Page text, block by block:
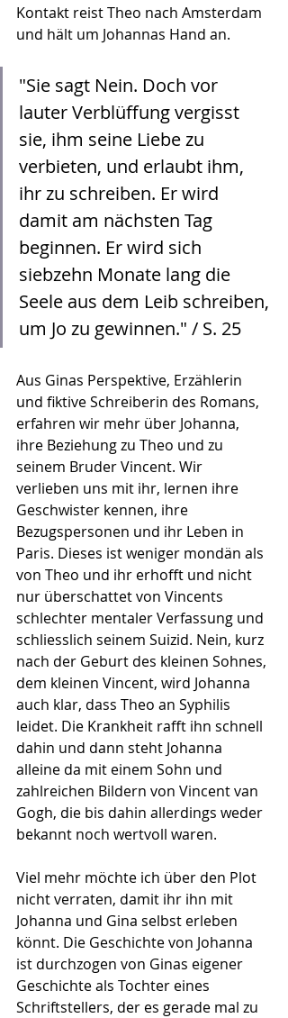
Kontakt reist Theo nach Amsterdam
und hält um Johannas Hand an.
"Sie sagt Nein. Doch vor
lauter Verblüffung vergisst
sie, ihm seine Liebe zu
verbieten, und erlaubt ihm,
ihr zu schreiben. Er wird
damit am nächsten Tag
beginnen. Er wird sich
siebzehn Monate lang die
Seele aus dem Leib schreiben,
um Jo zu gewinnen." / S. 25
Aus Ginas Perspektive, Erzählerin
und fiktive Schreiberin des Romans,
erfahren wir mehr über Johanna,
ihre Beziehung zu Theo und zu
seinem Bruder Vincent. Wir
verlieben uns mit ihr, lernen ihre
Geschwister kennen, ihre
Bezugspersonen und ihr Leben in
Paris. Dieses ist weniger mondän als
von Theo und ihr erhofft und nicht
nur überschattet von Vincents
schlechter mentaler Verfassung und
schliesslich seinem Suizid. Nein, kurz
nach der Geburt des kleinen Sohnes,
dem kleinen Vincent, wird Johanna
auch klar, dass Theo an Syphilis
leidet. Die Krankheit rafft ihn schnell
dahin und dann steht Johanna
alleine da mit einem Sohn und
zahlreichen Bildern von Vincent van
Gogh, die bis dahin allerdings weder
bekannt noch wertvoll waren.
Viel mehr möchte ich über den Plot
nicht verraten, damit ihr ihn mit
Johanna und Gina selbst erleben
könnt. Die Geschichte von Johanna
ist durchzogen von Ginas eigener
Geschichte als Tochter eines
Schriftstellers, der es gerade mal zu